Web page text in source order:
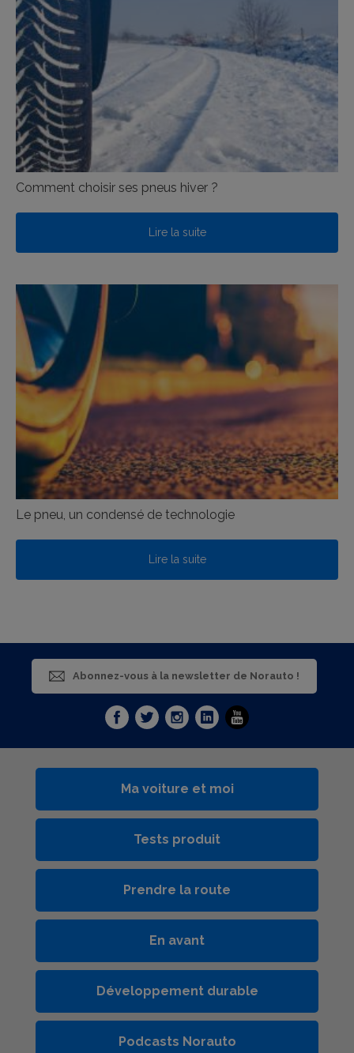
Comment choisir ses pneus hiver ?
Lire la suite
Le pneu, un condensé de technologie
Lire la suite
Abonnez-vous à la newsletter de Norauto !
Ma voiture et moi
Tests produit
Prendre la route
En avant
Développement durable
Podcasts Norauto